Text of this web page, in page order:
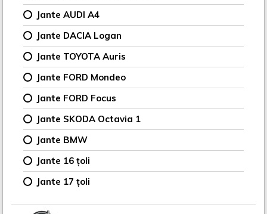
Jante AUDI A4
Jante DACIA Logan
Jante TOYOTA Auris
Jante FORD Mondeo
Jante FORD Focus
Jante SKODA Octavia 1
Jante BMW
Jante 16 țoli
Jante 17 țoli